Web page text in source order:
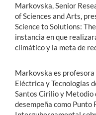
Markovska, Senior
of Sciences and Arts,
Science to Solutions:
instancia en que
climático y la meta de
Markovska es
Eléctrica y Tecnologías
Santos Cirilio y Metodio
desempeña como Punto